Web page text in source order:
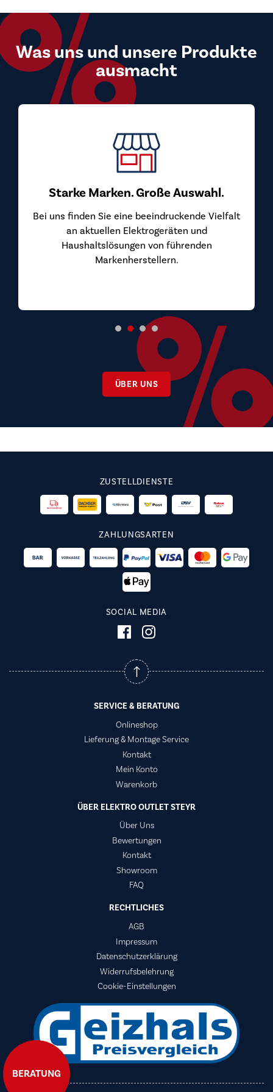
BERATUNG
Was uns und unsere Produkte
ausmacht
Starke Marken. Große Auswahl.
Bei uns finden Sie eine beeindruckende Vielfalt
an aktuellen Elektrogeräten und
Haushaltslösungen von führenden
Markenherstellern.
ÜBER UNS
ZUSTELLDIENSTE
ZAHLUNGSARTEN
SOCIAL MEDIA
SERVICE & BERATUNG
Onlineshop
Lieferung & Montage Service
Kontakt
Mein Konto
Warenkorb
ÜBER ELEKTRO OUTLET STEYR
Über Uns
Bewertungen
Kontakt
Showroom
FAQ
RECHTLICHES
AGB
Impressum
Datenschutzerklärung
Widerrufsbelehrung
Cookie-Einstellungen